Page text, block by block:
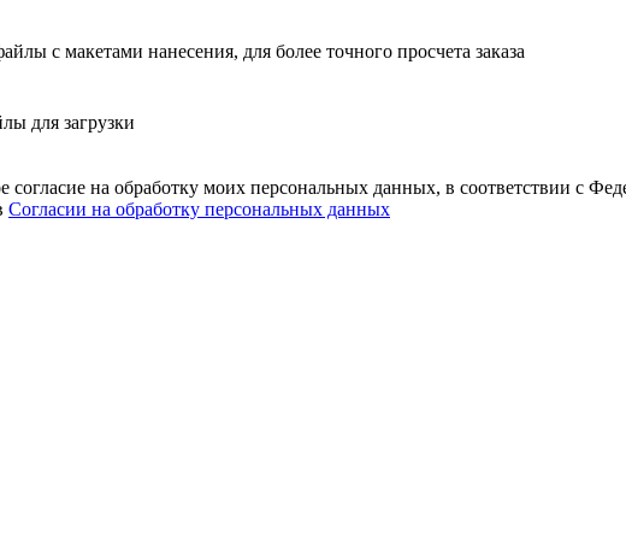
с макетами нанесения, для более точного просчета заказа
для загрузки
на обработку моих персональных данных, в соответствии с
Согласии на обработку персональных данных